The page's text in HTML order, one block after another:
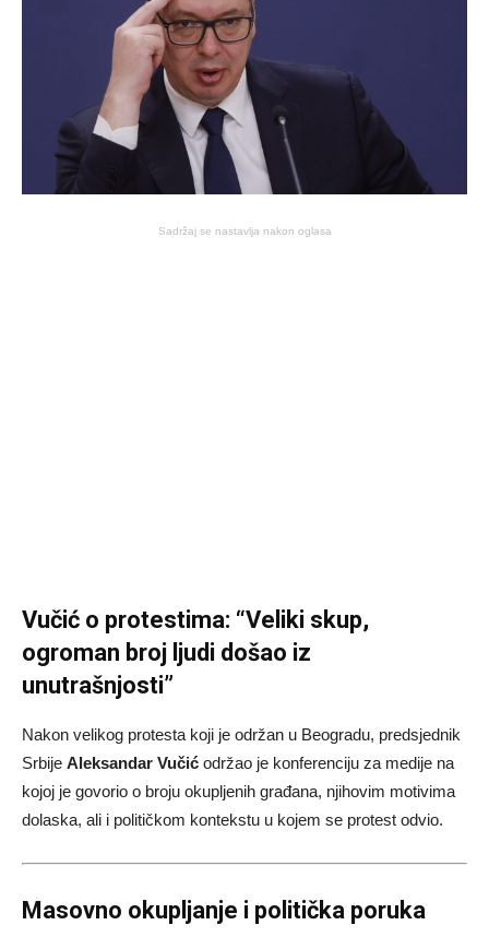
Sadržaj se nastavlja nakon oglasa
Vučić o protestima: “Veliki skup,
ogroman broj ljudi došao iz
unutrašnjosti”
Nakon velikog protesta koji je održan u Beogradu, predsjednik
Srbije Aleksandar Vučić održao je konferenciju za medije na
kojoj je govorio o broju okupljenih građana, njihovim motivima
dolaska, ali i političkom kontekstu u kojem se protest odvio.
Masovno okupljanje i politička poruka